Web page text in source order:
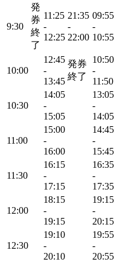
9:30
発
券
終
了
11:25
-
12:25
21:35
-
22:00
09:55
-
10:55
10:00
12:45
-
13:45
発券
終了
10:50
-
11:50
10:30
14:05
-
15:05
13:05
-
14:05
11:00
15:00
-
16:00
14:45
-
15:45
11:30
16:15
-
17:15
16:35
-
17:35
12:00
18:15
-
19:15
19:15
-
20:15
12:30
19:10
-
20:10
19:55
-
20:55